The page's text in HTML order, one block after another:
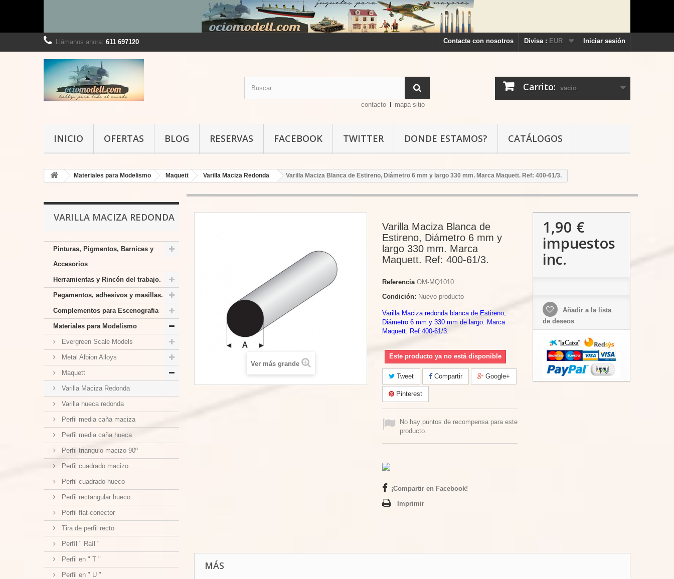
Iniciar sesión
Divisa : EUR
Contacte con nosotros
Llámanos ahora: 611 697120
Carrito: vacío
contacto mapa sitio
INICIO OFERTAS BLOG RESERVAS FACEBOOK TWITTER DONDE ESTAMOS? CATÁLOGOS
Materiales para Modelismo Maquett Varilla Maciza Redonda Varilla Maciza Blanca de Estireno, Diámetro 6 mm y largo 330 mm. Marca Maquett. Ref: 400-61/3.
VARILLA MACIZA REDONDA
Pinturas, Pigmentos, Barnices y
Accesorios
Herramientas y Rincón del trabajo.
Pegamentos, adhesivos y masillas.
Complementos para Escenografia
Materiales para Modelismo
Evergreen Scale Models
Metal Albion Alloys
Maquett
Varilla Maciza Redonda
Varilla hueca redonda
Perfil media caña maciza
Perfil media caña hueca
Perfil triangulo macizo 90º
Perfil cuadrado macizo
Perfil cuadrado hueco
Perfil rectangular hueco
Perfil flat-conector
Tira de perfil recto
Perfíl " Raíl "
Perfil en " T "
Perfil en " U "
Ver más grande
Varilla Maciza Blanca de
Estireno, Diámetro 6 mm y
largo 330 mm. Marca
Maquett. Ref: 400-61/3.
Referencia OM-MQ1010
Condición: Nuevo producto
Varilla Maciza redonda blanca de Estireno,
Diámetro 6 mm y 330 mm de largo. Marca
Maquett. Ref:400-61/3.
Este producto ya no está disponible
Tweet Compartir Google+
Pinterest
No hay puntos de recompensa para este
producto.
¡Compartir en Facebook!
Imprimir
1,90 €
impuestos
inc.
Añadir a la lista
de deseos
MÁS